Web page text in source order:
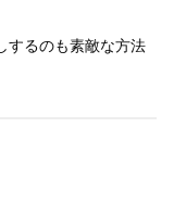
するのも素敵な方法